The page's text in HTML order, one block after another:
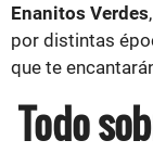
Enanitos Verdes
por distintas
que te
Todo